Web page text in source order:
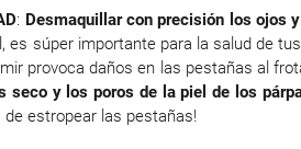
: Desmaquillar con precisión los ojos
es súper importante para la salud de
provoca daños en las pestañas al
seco y los poros de la piel de los
de estropear las pestañas!